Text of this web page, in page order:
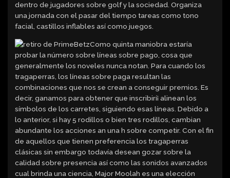
dentro de jugadores sobre golf y la sociedad. Organiza
una jornada con el pasar del tiempo tareas como tono
facial, castillos inflables así­ como juegos.
Como quinta maniobra estaría
probar la número sobre líneas sobre pago, cosa que
generalmente los noveles nunca notan. Para cuando los
tragaperras, los líneas sobre paga resultan las
combinaciones que nos se crean a conseguir premios. Es
decir, ganamos para obtener que inscribirí¡ alinean los
símbolos de los carretes, siguiendo esas líneas. Debido a
lo anterior, si hay 5 rodillos o bien tres rodillos, cambian
abundante los acciones an una h sobre competir. Con el fin
de aquellos que tienen preferencia los tragaperras
clásicas sin embargo todavía desean gozar sobre la
calidad sobre presencia así­ como las sonidos avanzados
cual brinda una ciencia, Major Moolah es una elección